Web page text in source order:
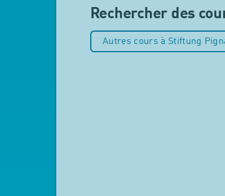
Rechercher des
Autres cours à Stiftung